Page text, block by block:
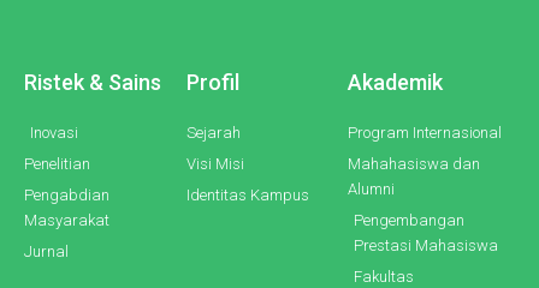
Ristek & Sains
Inovasi
Penelitian
Pengabdian
Masyarakat
Jurnal
Profil
Sejarah
Visi Misi
Identitas Kampus
Akademik
Program Internasional
Mahahasiswa dan
Alumni
Pengembangan
Prestasi Mahasiswa
Fakultas